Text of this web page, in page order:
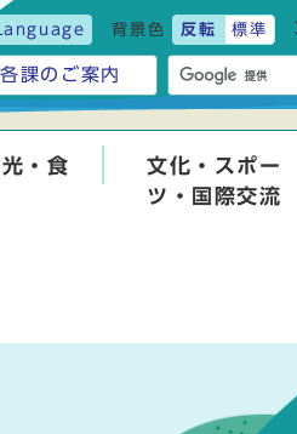
背景色 反転 標準
各課のご案内
・食
文化・スポー
ツ・国際交流